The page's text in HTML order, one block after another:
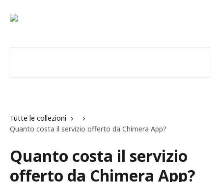
Tutte le collezioni
Quanto costa il servizio offerto da Chimera App?
Quanto costa il servizio
offerto da Chimera App?